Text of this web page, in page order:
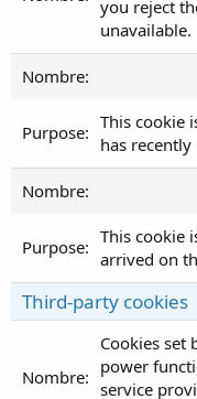
you reject
unavailable.
This cookie
has
This cookie
arrived on
Third-party cookies
Cookies set
power
service